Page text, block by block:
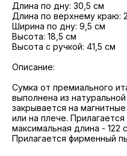
Длина по дну: 30,5 см
Длина по верхнему краю:
Ширина по дну: 9,5 см
Высота: 18,5 см
Высота с ручкой: 41,5 см
Описание:
Сумка от премиального
выполнена из
закрывается на
или на плече.
максимальная длина - 122
Прилагается фирменный